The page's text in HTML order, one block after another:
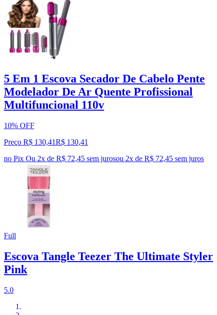
5 Em 1 Escova Secador De Cabelo Pente
Modelador De Ar Quente Profissional
Multifuncional 110v
10% OFF
Preço R$ 130,41R$ 130,41
no Pix Ou 2x de R$ 72,45 sem jurosou 2x de R$ 72,45 sem juros
Full
Escova Tangle Teezer The Ultimate Styler
Pink
5.0